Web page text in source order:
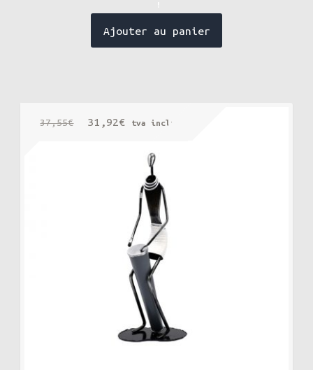
Ajouter au panier
37,55€
Le31,92€ Le
actuel
est :
31,92€.
tva incluse